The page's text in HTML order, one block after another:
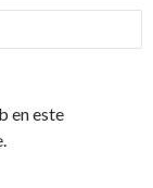
en este